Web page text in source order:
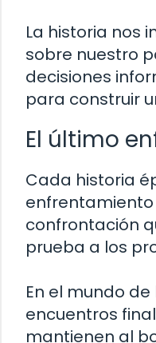
La historia nos
sobre nuestro
decisiones
para construir
El último
Cada historia
enfrentamiento
confrontación
prueba a los
En el mundo
encuentros
mantienen al